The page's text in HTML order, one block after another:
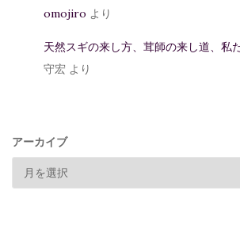
omojiro より
天然スギの来し方、茸師の来し道、私
守宏 より
アーカイブ